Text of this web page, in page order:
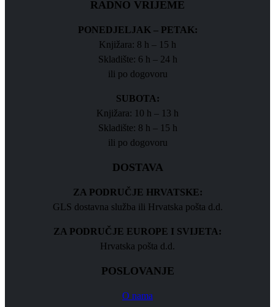
RADNO VRIJEME
PONEDJELJAK – PETAK:
Knjižara: 8 h – 15 h
Skladište: 6 h – 24 h
ili po dogovoru
SUBOTA:
Knjižara: 10 h – 13 h
Skladište: 8 h – 15 h
ili po dogovoru
DOSTAVA
ZA PODRUČJE HRVATSKE:
GLS dostavna služba ili Hrvatska pošta d.d.
ZA PODRUČJE EUROPE I SVIJETA:
Hrvatska pošta d.d.
POSLOVANJE
O nama